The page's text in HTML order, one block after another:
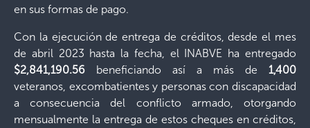
en sus formas de pago.
Con la ejecución de entrega de créditos, desde el mes
de abril 2023 hasta la fecha, el INABVE ha entregado
$2,841,190.56 beneficiando así a más de 1,400
veteranos, excombatientes y personas con discapacidad
a consecuencia del conflicto armado, otorgando
mensualmente la entrega de estos cheques en créditos,